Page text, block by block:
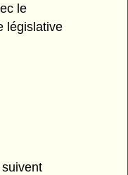
le
législative